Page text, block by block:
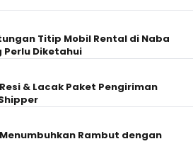
Titip Mobil Rental di Naba
Diketahui
& Lacak Paket Pengiriman
Rambut dengan